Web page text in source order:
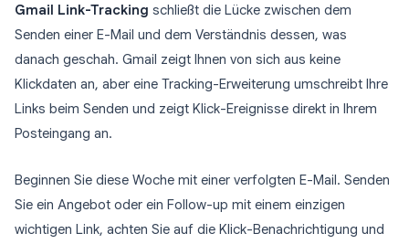
Gmail Link-Tracking schließt die Lücke zwischen dem
Senden einer E-Mail und dem Verständnis dessen, was
danach geschah. Gmail zeigt Ihnen von sich aus keine
Klickdaten an, aber eine Tracking-Erweiterung umschreibt Ihre
Links beim Senden und zeigt Klick-Ereignisse direkt in Ihrem
Posteingang an.
Beginnen Sie diese Woche mit einer verfolgten E-Mail. Senden
Sie ein Angebot oder ein Follow-up mit einem einzigen
wichtigen Link, achten Sie auf die Klick-Benachrichtigung und